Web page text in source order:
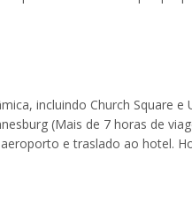
incluindo Church Square e
(Mais de 7 horas de
e traslado ao hotel.